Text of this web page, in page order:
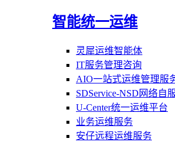
智能统一运维
灵犀运维智能体
IT服务管理咨询
AIO一站式运维管理服
SDService-NSD网络自
U-Center统一运维平台
业务运维服务
安仔远程运维服务